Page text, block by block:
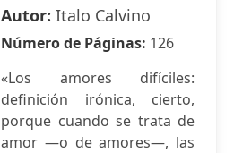
Autor: Italo Calvino
Número de Páginas: 126
«Los amores difíciles:
definición irónica, cierto,
porque cuando se trata de
amor —o de amores—, las